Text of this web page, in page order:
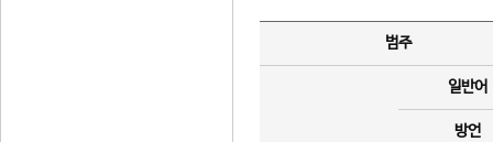
범주
일반어
방언